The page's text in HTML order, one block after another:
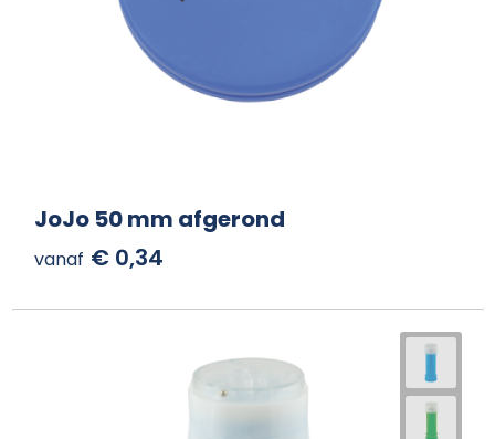
JoJo 50 mm afgerond
vanaf € 0,34